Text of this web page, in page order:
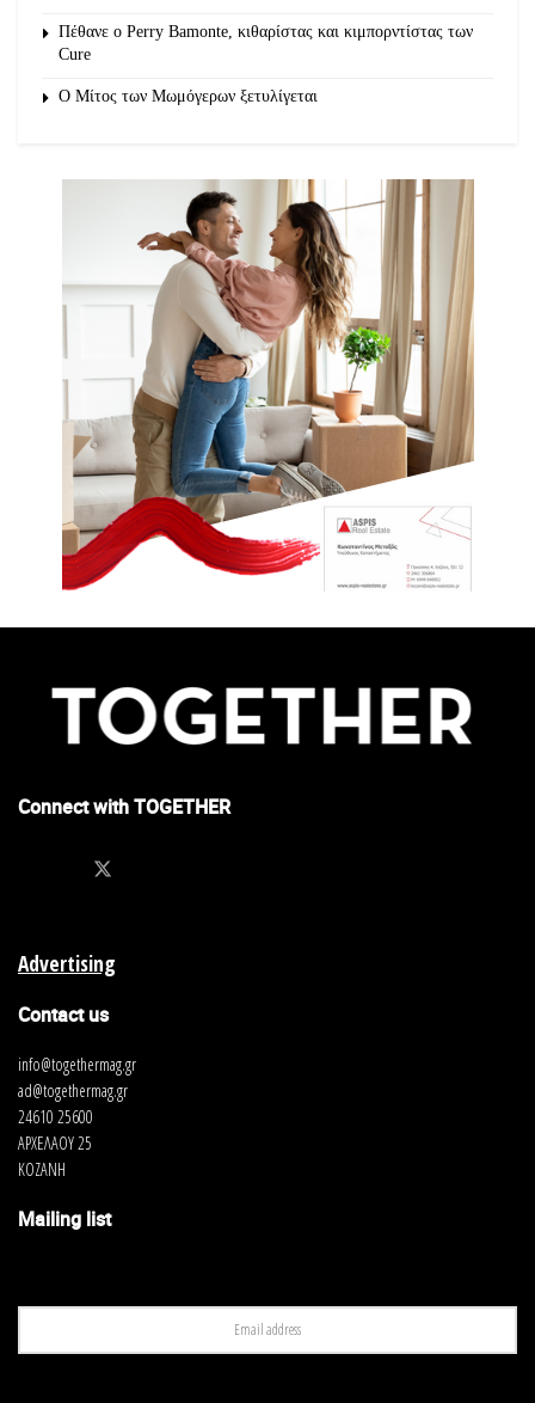
Πέθανε ο Perry Bamonte, κιθαρίστας και κιμπορντίστας των
Cure
O Μίτος των Μωμόγερων ξετυλίγεται
Connect with TOGETHER
Advertising
Contact us
info@togethermag.gr
ad@togethermag.gr
24610 25600
ΑΡΧΕΛΑΟΥ 25
ΚΟΖΑΝΗ
Mailing list